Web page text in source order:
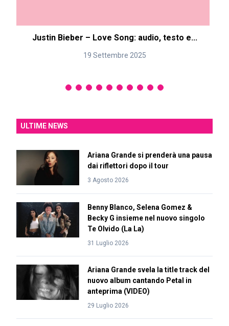
Justin Bieber – Love Song: audio, testo e...
19 Settembre 2025
ULTIME NEWS
Ariana Grande si prenderà una pausa
dai riflettori dopo il tour
3 Agosto 2026
Benny Blanco, Selena Gomez &
Becky G insieme nel nuovo singolo
Te Olvido (La La)
31 Luglio 2026
Ariana Grande svela la title track del
nuovo album cantando Petal in
anteprima (VIDEO)
29 Luglio 2026